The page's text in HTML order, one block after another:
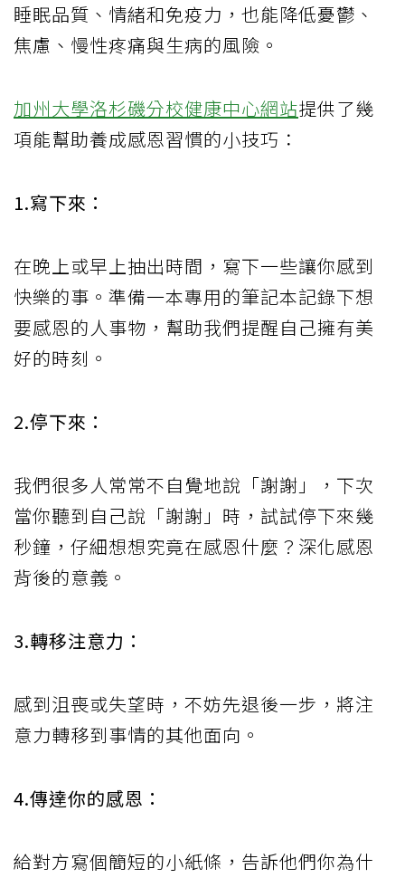
睡眠品質、情緒和免疫力，也能降低憂鬱、
焦慮、慢性疼痛與生病的風險。
加州大學洛杉磯分校健康中心網站提供了幾
項能幫助養成感恩習慣的小技巧：
1.寫下來：
在晚上或早上抽出時間，寫下一些讓你感到
快樂的事。準備一本專用的筆記本記錄下想
要感恩的人事物，幫助我們提醒自己擁有美
好的時刻。
2.停下來：
我們很多人常常不自覺地說「謝謝」，下次
當你聽到自己說「謝謝」時，試試停下來幾
秒鐘，仔細想想究竟在感恩什麼？深化感恩
背後的意義。
3.轉移注意力：
感到沮喪或失望時，不妨先退後一步，將注
意力轉移到事情的其他面向。
4.傳達你的感恩：
給對方寫個簡短的小紙條，告訴他們你為什